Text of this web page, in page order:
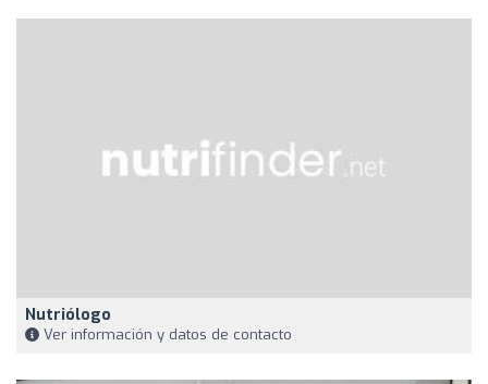
Nutriólogo
Ver información y datos de contacto